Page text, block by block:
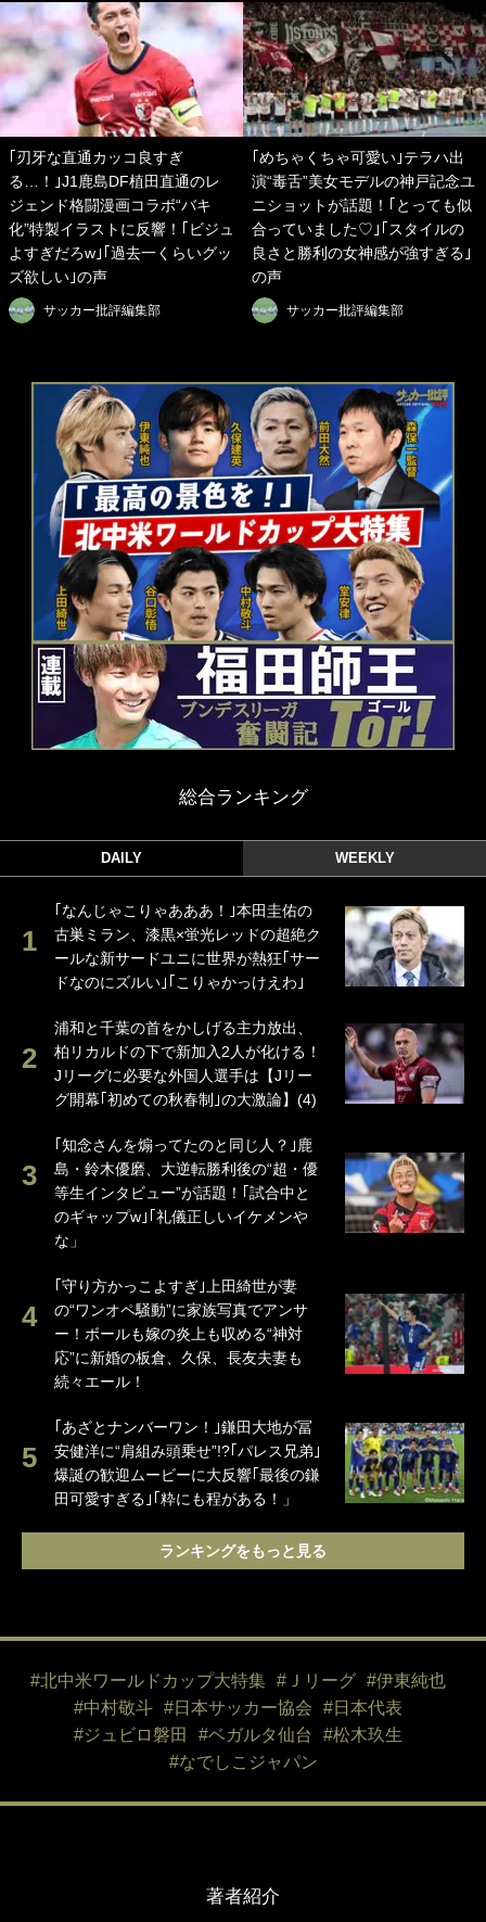
｢刃牙な直通カッコ良すぎ
る…！｣J1鹿島DF植田直通のレ
ジェンド格闘漫画コラボ“バキ
化”特製イラストに反響！｢ビジュ
よすぎだろw｣｢過去一くらいグッ
ズ欲しい｣の声
サッカー批評編集部
｢めちゃくちゃ可愛い｣テラハ出
演“毒舌”美女モデルの神戸記念ユ
ニショットが話題！｢とっても似
合っていました♡｣｢スタイルの
良さと勝利の女神感が強すぎる｣
の声
サッカー批評編集部
総合ランキング
DAILY WEEKLY
｢なんじゃこりゃあああ！｣本田圭佑の
古巣ミラン、漆黒×蛍光レッドの超絶ク
ールな新サードユニに世界が熱狂｢サー
ドなのにズルい｣｢こりゃかっけえわ｣
浦和と千葉の首をかしげる主力放出、
柏リカルドの下で新加入2人が化ける！
Jリーグに必要な外国人選手は【Jリー
グ開幕｢初めての秋春制｣の大激論】(4)
｢知念さんを煽ってたのと同じ人？｣鹿
島・鈴木優磨、大逆転勝利後の“超・優
等生インタビュー”が話題！｢試合中と
のギャップw｣｢礼儀正しいイケメンや
な」
｢守り方かっこよすぎ｣上田綺世が妻
の“ワンオペ騒動”に家族写真でアンサ
ー！ボールも嫁の炎上も収める“神対
応”に新婚の板倉、久保、長友夫妻も
続々エール！
｢あざとナンバーワン！｣鎌田大地が冨
安健洋に“肩組み頭乗せ”!?｢パレス兄弟｣
爆誕の歓迎ムービーに大反響｢最後の鎌
田可愛すぎる｣｢粋にも程がある！」
ランキングをもっと見る
#北中米ワールドカップ大特集 #Ｊリーグ
#伊東純也
#中村敬斗
#日本サッカー協会
#日本代表
#ジュビロ磐田
#ベガルタ仙台
#松木玖生
#なでしこジャパン
著者紹介